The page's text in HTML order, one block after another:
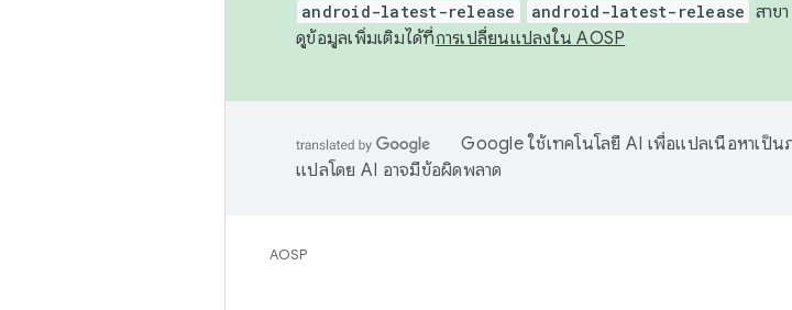
android-latest-release android-latest-release สาข
ดูข้อมูลเพิ่มเติมได้ที่การเปลี่ยนแปลงใน AOSP
Google ใช้เทคโนโลยี AI เพื่อแปลเนื้อหาเป็น
แปลโดย AI อาจมีข้อผิดพลาด
AOSP